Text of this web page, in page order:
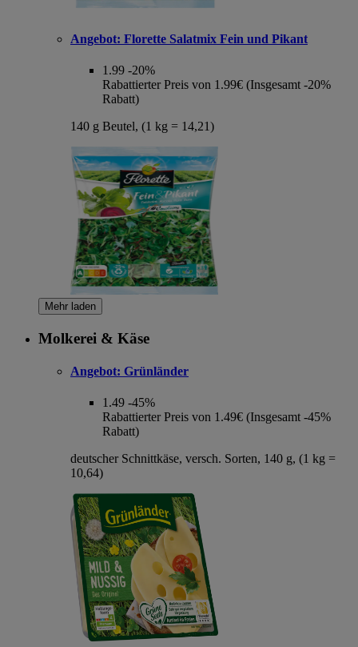
Angebot: Florette Salatmix Fein und Pikant
1.99 -20%
Rabattierter Preis von 1.99€ (Insgesamt -20%
Rabatt)
140 g Beutel, (1 kg = 14,21)
Mehr laden
Molkerei & Käse
Angebot: Grünländer
1.49 -45%
Rabattierter Preis von 1.49€ (Insgesamt -45%
Rabatt)
deutscher Schnittkäse, versch. Sorten, 140 g, (1 kg =
10,64)